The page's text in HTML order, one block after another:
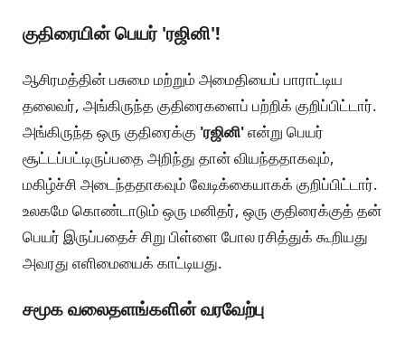
குதிரையின் பெயர் 'ரஜினி'!
ஆசிரமத்தின் பசுமை மற்றும் அமைதியைப் பாராட்டிய
தலைவர், அங்கிருந்த குதிரைகளைப் பற்றிக் குறிப்பிட்டார்.
அங்கிருந்த ஒரு குதிரைக்கு 'ரஜினி'என்று பெயர்
சூட்டப்பட்டிருப்பதை அறிந்து தான் வியந்ததாகவும்,
மகிழ்ச்சி அடைந்ததாகவும் வேடிக்கையாகக் குறிப்பிட்டார்.
உலகமே கொண்டாடும் ஒரு மனிதர், ஒரு குதிரைக்குத் தன்
பெயர் இருப்பதைச் சிறு பிள்ளை போல ரசித்துக் கூறியது
அவரது எளிமையைக் காட்டியது.
சமூக வலைதளங்களின் வரவேற்பு